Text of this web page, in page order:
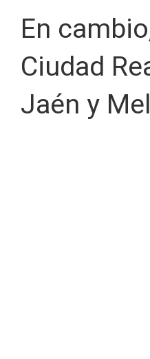
En
Ciudad
Jaén y